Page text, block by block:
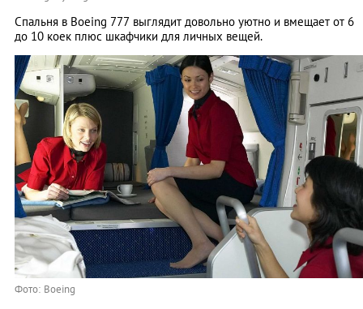
Спальня в Boeing 777 выглядит довольно уютно и вмещает от 6
до 10 коек плюс шкафчики для личных вещей.
Фото: Boeing